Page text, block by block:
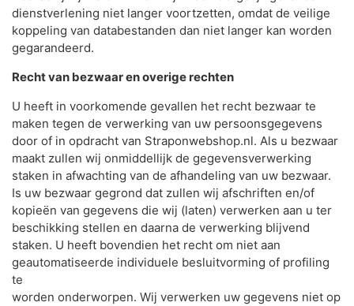
dienstverlening niet langer voortzetten, omdat de veilige
koppeling van databestanden dan niet langer kan worden
gegarandeerd.
Recht van bezwaar en overige rechten
U heeft in voorkomende gevallen het recht bezwaar te
maken tegen de verwerking van uw persoonsgegevens
door of in opdracht van Straponwebshop.nl. Als u bezwaar
maakt zullen wij onmiddellijk de gegevensverwerking
staken in afwachting van de afhandeling van uw bezwaar.
Is uw bezwaar gegrond dat zullen wij afschriften en/of
kopieën van gegevens die wij (laten) verwerken aan u ter
beschikking stellen en daarna de verwerking blijvend
staken. U heeft bovendien het recht om niet aan
geautomatiseerde individuele besluitvorming of profiling
te
worden onderworpen. Wij verwerken uw gegevens niet op